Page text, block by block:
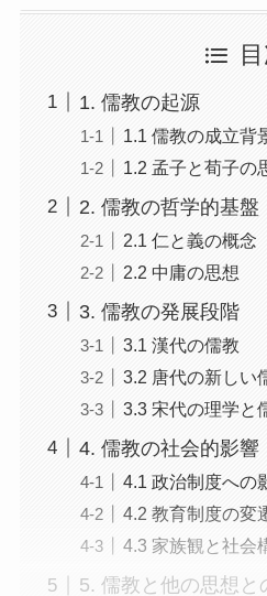
1. 儒教の起源
1.1 儒教の成立背
1.2 孟子と荀子の
2. 儒教の哲学的基盤
2.1 仁と義の概念
2.2 中庸の思想
3. 儒教の発展段階
3.1 漢代の儒教
3.2 唐代の新しい
3.3 宋代の理学と
4. 儒教の社会的影響
4.1 政治制度への
4.2 教育制度の変
4.3 家族観と社会
5. 儒教と他の思想と